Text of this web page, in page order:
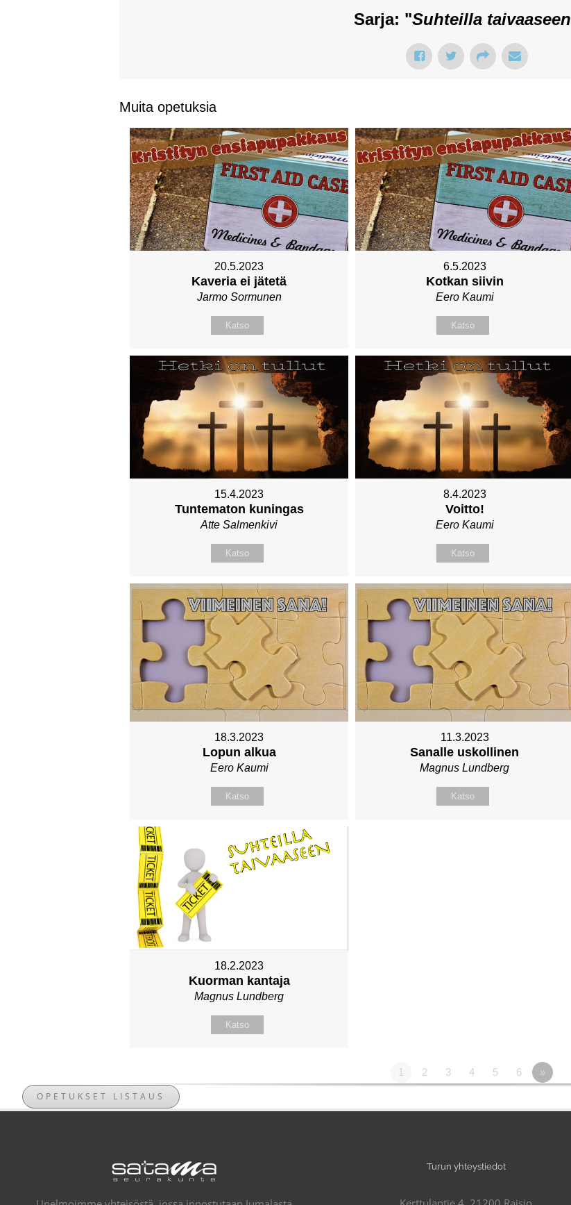
Sarja: "Suhteilla taivaaseen
Muita opetuksia
20.5.2023
Kaveria ei jätetä
Jarmo Sormunen
Katso
6.5.2023
Kotkan siivin
Eero Kaumi
Katso
15.4.2023
Tuntematon kuningas
Atte Salmenkivi
Katso
8.4.2023
Voitto!
Eero Kaumi
Katso
18.3.2023
Lopun alkua
Eero Kaumi
Katso
11.3.2023
Sanalle uskollinen
Magnus Lundberg
Katso
18.2.2023
Kuorman kantaja
Magnus Lundberg
Katso
1 2 3 4 5 6 »
OPETUKSET LISTAUS
Turun yhteystiedot